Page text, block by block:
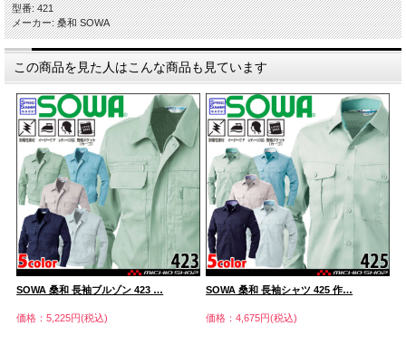
型番: 421
メーカー: 桑和 SOWA
この商品を見た人はこんな商品も見ています
SOWA 桑和 長袖ブルゾン 423 …
価格：5,225円(税込)
SOWA 桑和 長袖シャツ 425 作…
価格：4,675円(税込)